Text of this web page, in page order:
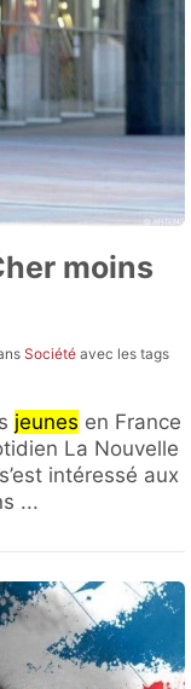
moins
Société avec les tags
jeunes en France
La Nouvelle
intéressé aux
...